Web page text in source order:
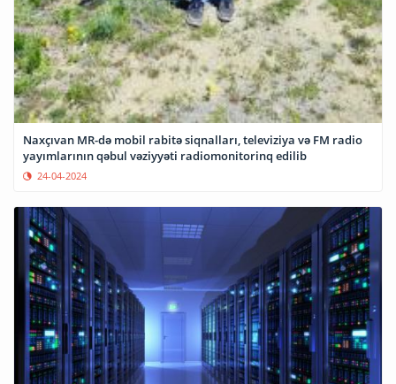
Naxçıvan MR-də mobil rabitə siqnalları, televiziya və FM radio
yayımlarının qəbul vəziyyəti radiomonitorinq edilib
24-04-2024